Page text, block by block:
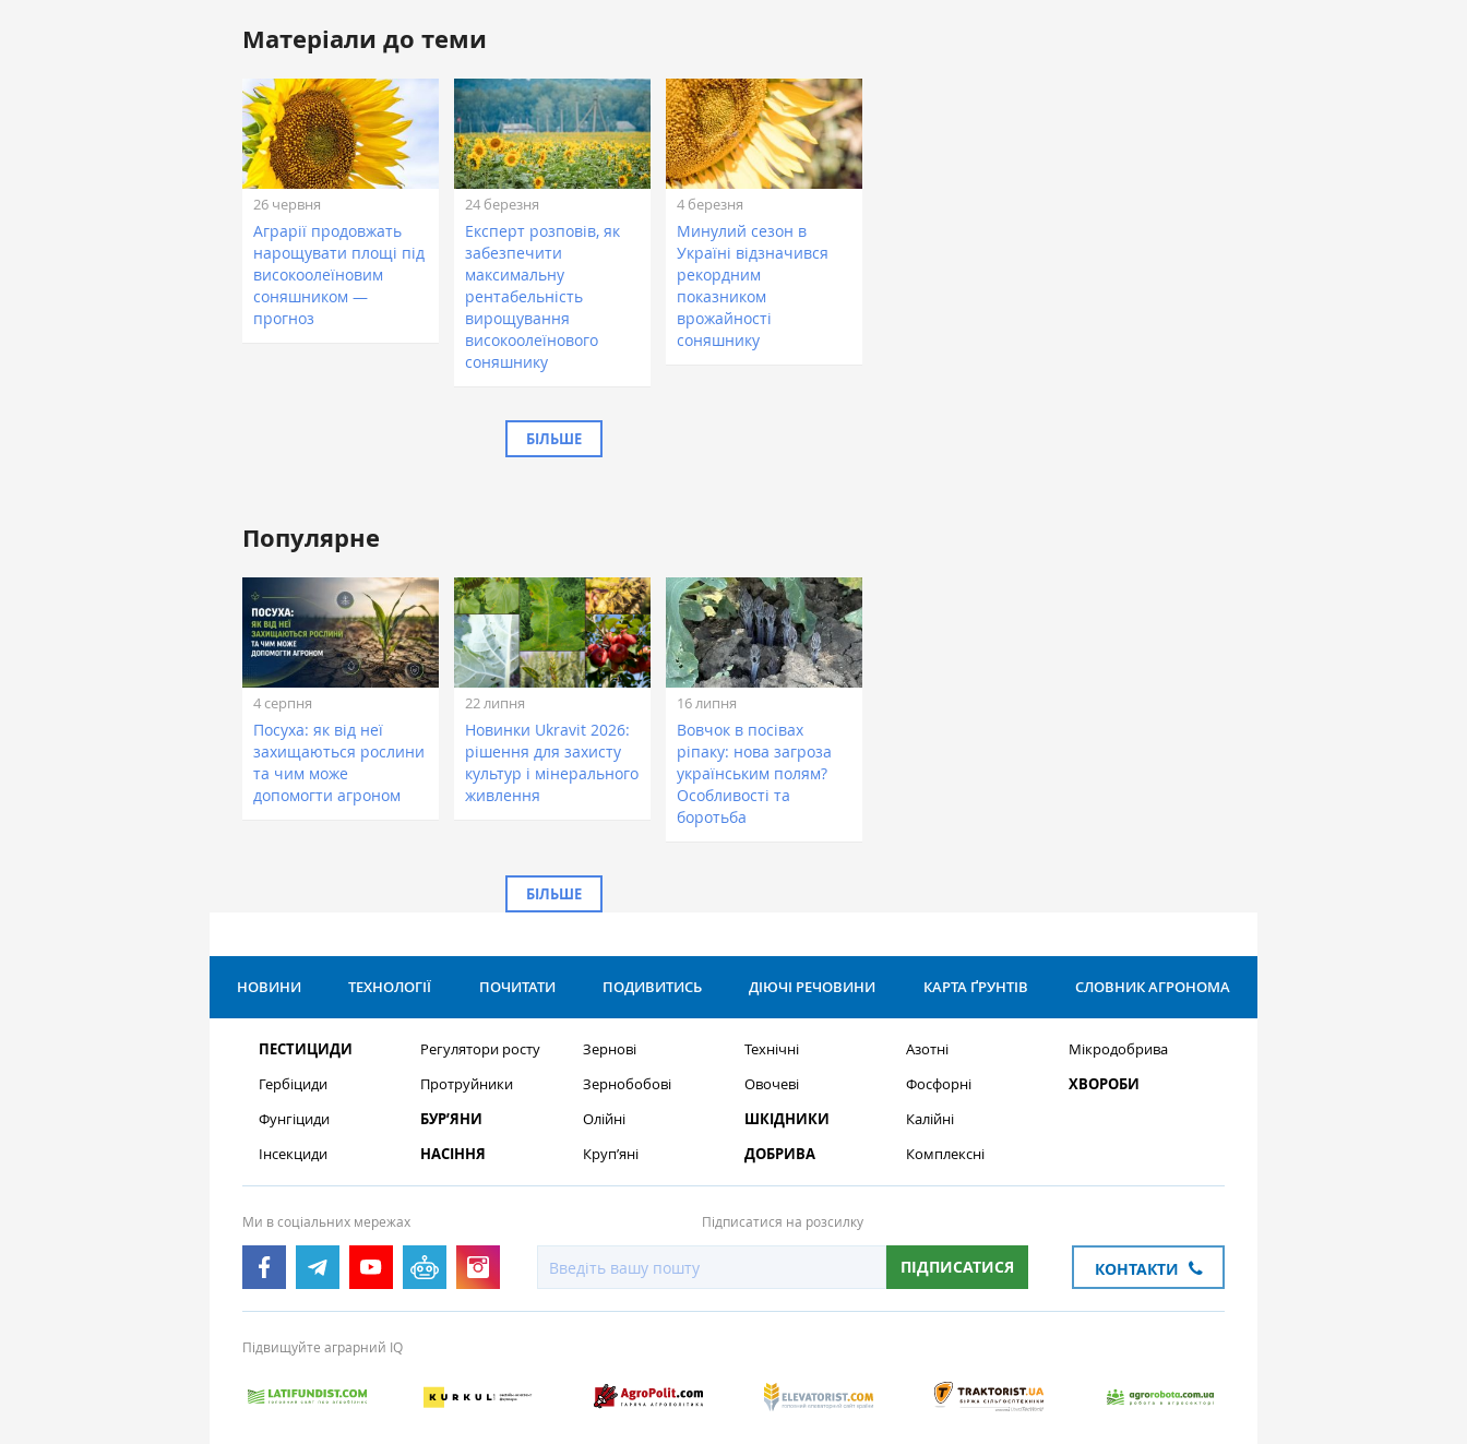
Матеріали до теми
26 червня
Аграрії продовжать
нарощувати площі під
високоолеїновим
соняшником —
прогноз
24 березня
Експерт розповів, як
забезпечити
максимальну
рентабельність
вирощування
високоолеїнового
соняшнику
4 березня
Минулий сезон в
Україні відзначився
рекордним
показником
врожайності
соняшнику
БІЛЬШЕ
Популярне
4 серпня
Посуха: як від неї
захищаються рослини
та чим може
допомогти агроном
22 липня
Новинки Ukravit 2026:
рішення для захисту
культур і мінерального
живлення
16 липня
Вовчок в посівах
ріпаку: нова загроза
українським полям?
Особливості та
боротьба
БІЛЬШЕ
НОВИНИ ТЕХНОЛОГІЇ ПОЧИТАТИ ПОДИВИТИСЬ ДІЮЧІ РЕЧОВИНИ КАРТА ҐРУНТІВ СЛОВНИК АГРОНОМА
ПЕСТИЦИДИ
Гербіциди
Фунгіциди
Інсекциди
Регулятори росту
Протруйники
БУР’ЯНИ
НАСІННЯ
Зернові
Зернобобові
Олійні
Круп’яні
Технічні
Овочеві
ШКІДНИКИ
ДОБРИВА
Азотні
Фосфорні
Калійні
Комплексні
Мікродобрива
ХВОРОБИ
Ми в соціальних мережах Підписатися на розсилку
ПІДПИСАТИСЯ КОНТАКТИ
Підвищуйте аграрний IQ